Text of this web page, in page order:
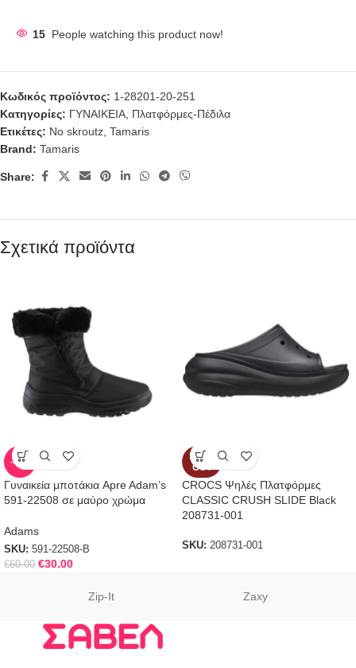
15 People watching this product now!
Κωδικός προϊόντος: 1-28201-20-251
Κατηγορίες: ΓΥΝΑΙΚΕΙΑ Πλατφόρμες-Πέδιλα
Ετικέτες: No skroutz Tamaris
Brand: Tamaris
Share:
Σχετικά προϊόντα
-50%
Γυναικεία μποτάκια Apre Adam’s
591-22508 σε μαύρο χρώμα
Adams
SKU: 591-22508-B
€60.00 €30.00
SOLD
OUT
CROCS Ψηλές Πλατφόρμες
CLASSIC CRUSH SLIDE Black
208731-001
SKU: 208731-001
Zip-It Zaxy